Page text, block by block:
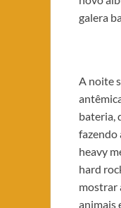
galera
A noite
bateria,
fazendo
heavy
hard
mostrar
animais